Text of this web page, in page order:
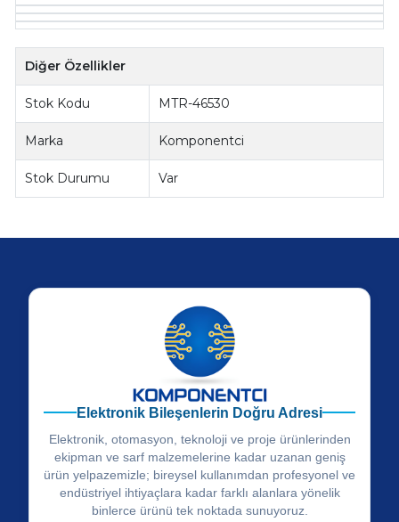
Diğer Özellikler
Stok Kodu MTR-46530
Marka Komponentci
Stok Durumu Var
Elektronik Bileşenlerin Doğru Adresi
Elektronik, otomasyon, teknoloji ve proje ürünlerinden
ekipman ve sarf malzemelerine kadar uzanan geniş
ürün yelpazemizle; bireysel kullanımdan profesyonel ve
endüstriyel ihtiyaçlara kadar farklı alanlara yönelik
binlerce ürünü tek noktada sunuyoruz.